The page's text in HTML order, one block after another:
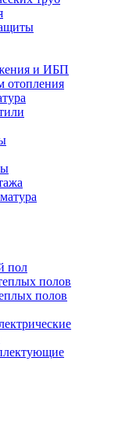
и ИБП
отопления
пол
полов
полов